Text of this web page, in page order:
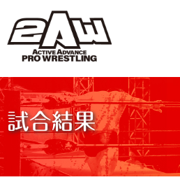
試合結果